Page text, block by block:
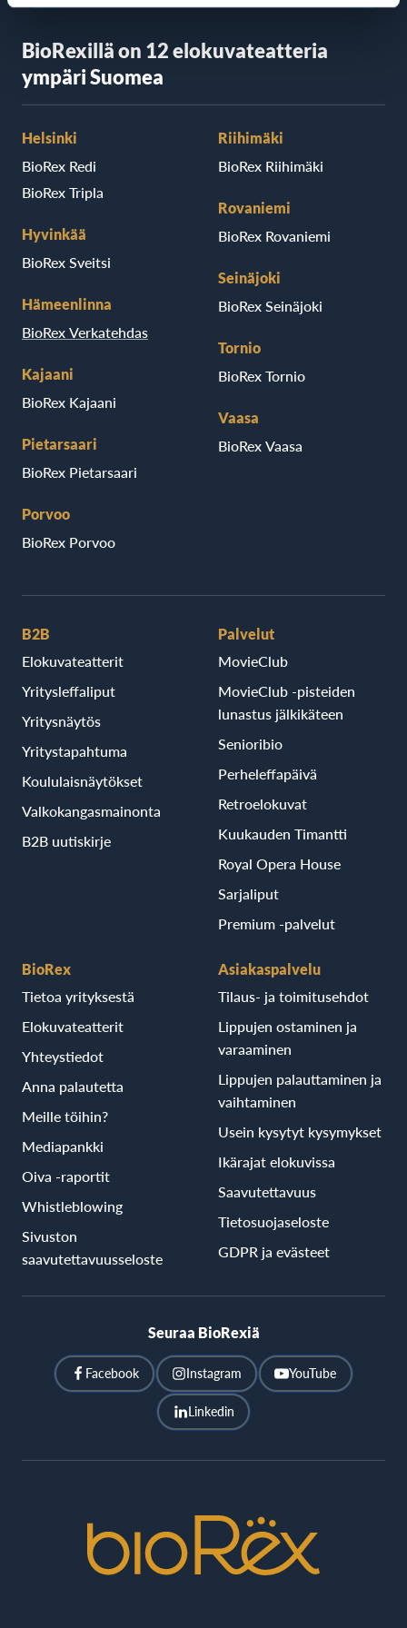
BioRexillä on 12 elokuvateatteria
ympäri Suomea
Helsinki
BioRex Redi
BioRex Tripla
Hyvinkää
BioRex Sveitsi
Hämeenlinna
BioRex Verkatehdas
Kajaani
BioRex Kajaani
Pietarsaari
BioRex Pietarsaari
Porvoo
BioRex Porvoo
Riihimäki
BioRex Riihimäki
Rovaniemi
BioRex Rovaniemi
Seinäjoki
BioRex Seinäjoki
Tornio
BioRex Tornio
Vaasa
BioRex Vaasa
B2B
Elokuvateatterit
Yritysleffaliput
Yritysnäytös
Yritystapahtuma
Koululaisnäytökset
Valkokangasmainonta
B2B uutiskirje
Palvelut
MovieClub
MovieClub -pisteiden
lunastus jälkikäteen
Senioribio
Perheleffapäivä
Retroelokuvat
Kuukauden Timantti
Royal Opera House
Sarjaliput
Premium -palvelut
BioRex
Tietoa yrityksestä
Elokuvateatterit
Yhteystiedot
Anna palautetta
Meille töihin?
Mediapankki
Oiva -raportit
Whistleblowing
Sivuston
saavutettavuusseloste
Asiakaspalvelu
Tilaus- ja toimitusehdot
Lippujen ostaminen ja
varaaminen
Lippujen palauttaminen ja
vaihtaminen
Usein kysytyt kysymykset
Ikärajat elokuvissa
Saavutettavuus
Tietosuojaseloste
GDPR ja evästeet
Seuraa BioRexiä
Facebook Instagram YouTube
Linkedin
Cinemas